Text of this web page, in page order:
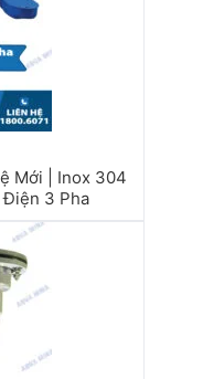
Mới | Inox 304
3 Pha